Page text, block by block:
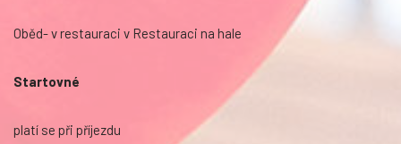
Oběd- v restauraci v Restauraci na hale
Startovné
platí se při příjezdu